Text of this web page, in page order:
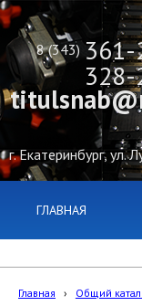
8 (343) 361-
г. Екатеринбург, ул.
ГЛАВНАЯ
Главная › Общий